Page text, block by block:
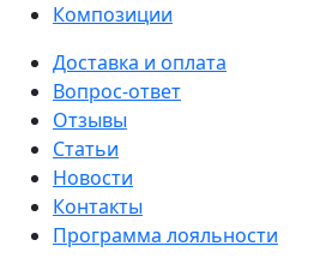
Композиции
Доставка и оплата
Вопрос-ответ
Отзывы
Статьи
Новости
Контакты
Программа лояльности